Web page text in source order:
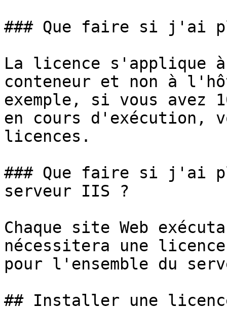
### Que faire si j'ai
La licence s'applique à
conteneur et non à
exemple, si vous avez
en cours d'exécution,
licences.
### Que faire si j'ai
serveur IIS ?
Chaque site Web
nécessitera une
pour l'ensemble du
## Installer une